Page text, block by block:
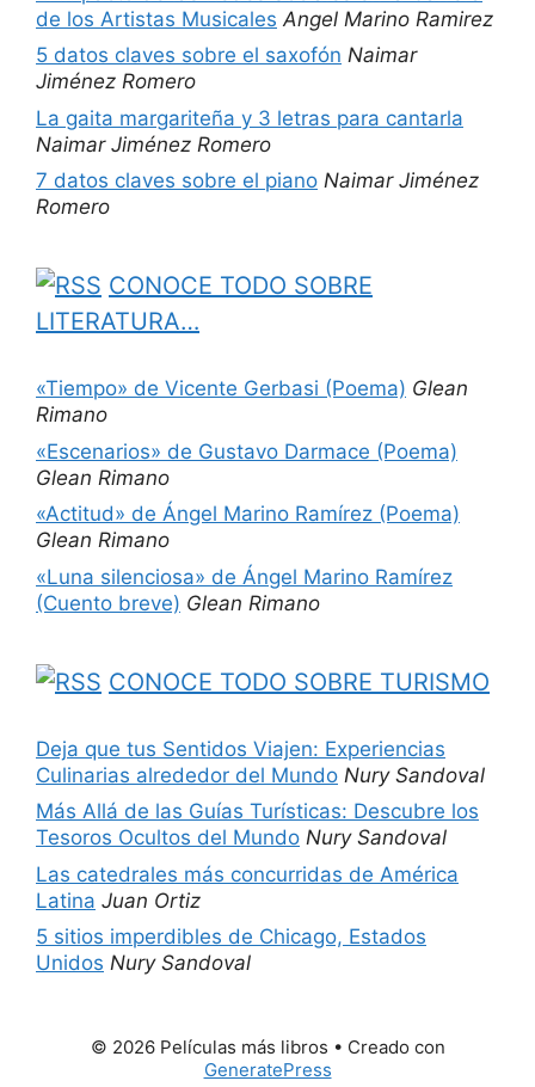
de los Artistas Musicales Angel Marino Ramirez
5 datos claves sobre el saxofón Naimar
Jiménez Romero
La gaita margariteña y 3 letras para cantarla
Naimar Jiménez Romero
7 datos claves sobre el piano Naimar Jiménez
Romero
CONOCE TODO SOBRE
LITERATURA…
«Tiempo» de Vicente Gerbasi (Poema) Glean
Rimano
«Escenarios» de Gustavo Darmace (Poema)
Glean Rimano
«Actitud» de Ángel Marino Ramírez (Poema)
Glean Rimano
«Luna silenciosa» de Ángel Marino Ramírez
(Cuento breve) Glean Rimano
CONOCE TODO SOBRE TURISMO
Deja que tus Sentidos Viajen: Experiencias
Culinarias alrededor del Mundo Nury Sandoval
Más Allá de las Guías Turísticas: Descubre los
Tesoros Ocultos del Mundo Nury Sandoval
Las catedrales más concurridas de América
Latina Juan Ortiz
5 sitios imperdibles de Chicago, Estados
Unidos Nury Sandoval
© 2026 Películas más libros • Creado con
GeneratePress